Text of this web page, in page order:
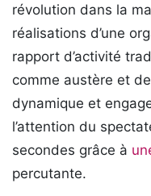
révolution dans la
réalisations d’une
rapport d’activité
comme austère et
dynamique et
l’attention du
secondes grâce à
percutante.